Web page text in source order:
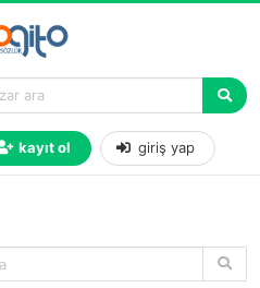
kayıt ol giriş yap